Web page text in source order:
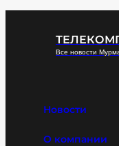
Все новости
Новости
О компании